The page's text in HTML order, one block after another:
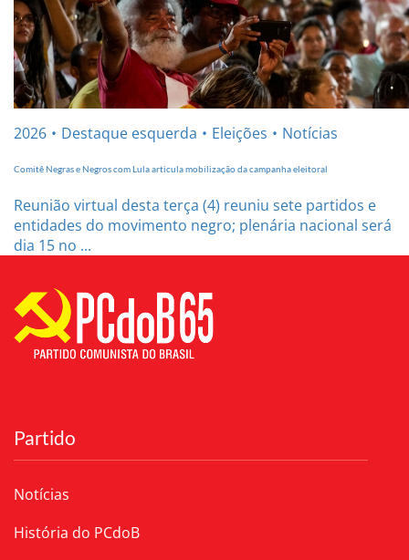
2026 Destaque esquerda Eleições Notícias
Comitê Negras e Negros com Lula articula mobilização da campanha eleitoral
Reunião virtual desta terça (4) reuniu sete partidos e
entidades do movimento negro; plenária nacional será
dia 15 no ...
Partido
Notícias
História do PCdoB